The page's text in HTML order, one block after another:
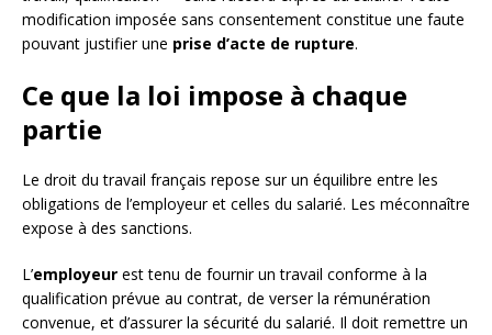
modification imposée sans consentement constitue une faute
pouvant justifier une prise d’acte de rupture.
Ce que la loi impose à chaque
partie
Le droit du travail français repose sur un équilibre entre les
obligations de l’employeur et celles du salarié. Les méconnaître
expose à des sanctions.
L’employeur est tenu de fournir un travail conforme à la
qualification prévue au contrat, de verser la rémunération
convenue, et d’assurer la sécurité du salarié. Il doit remettre un